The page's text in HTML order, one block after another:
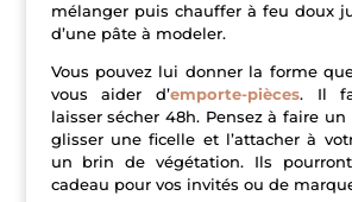
mélanger puis chauffer à feu doux
d’une pâte à modeler.
Vous pouvez lui donner la forme
vous aider d’emporte-pièces. Il
laisser sécher 48h. Pensez à faire
glisser une ficelle et l’attacher à
un brin de végétation. Ils
cadeau pour vos invités ou de